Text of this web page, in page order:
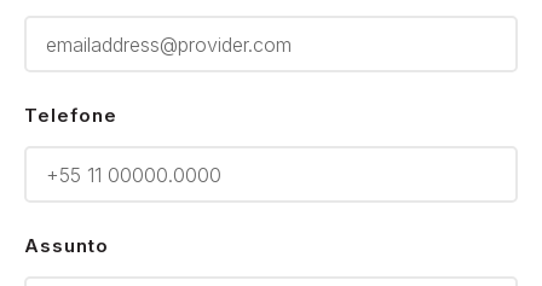
Telefone
Assunto